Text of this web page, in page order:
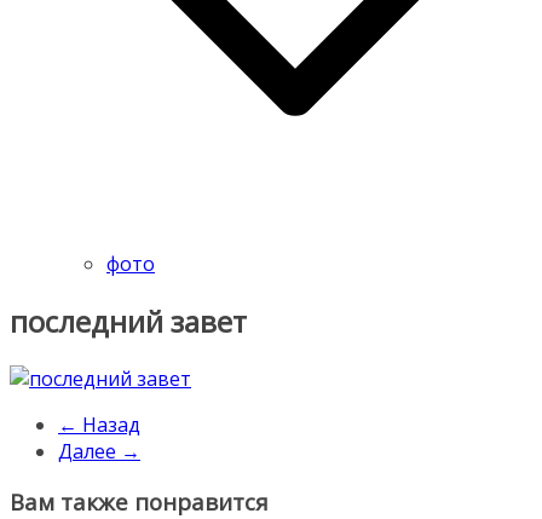
фото
последний завет
← Назад
Далее →
Вам также понравится